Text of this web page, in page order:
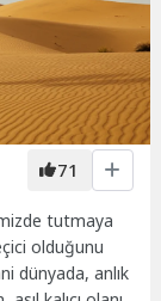
71
tutmaya
olduğunu
dünyada, anlık